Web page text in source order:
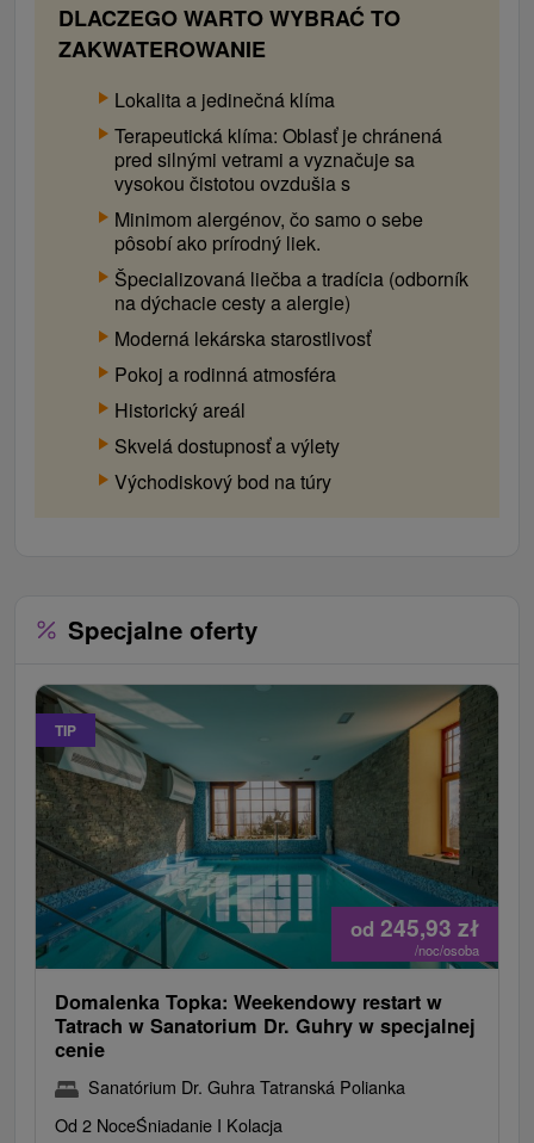
DLACZEGO WARTO WYBRAĆ TO
ZAKWATEROWANIE
Lokalita a jedinečná klíma
Terapeutická klíma: Oblasť je chránená
pred silnými vetrami a vyznačuje sa
vysokou čistotou ovzdušia s
Minimom alergénov, čo samo o sebe
pôsobí ako prírodný liek.
Špecializovaná liečba a tradícia (odborník
na dýchacie cesty a alergie)
Moderná lekárska starostlivosť
Pokoj a rodinná atmosféra
Historický areál
Skvelá dostupnosť a výlety
Východiskový bod na túry
Specjalne oferty
TIP
od 245,93 zł
/noc/osoba
Domalenka Topka: Weekendowy restart w
Tatrach w Sanatorium Dr. Guhry w specjalnej
cenie
Sanatórium Dr. Guhra Tatranská Polianka
Od 2 NoceŚniadanie I Kolacja